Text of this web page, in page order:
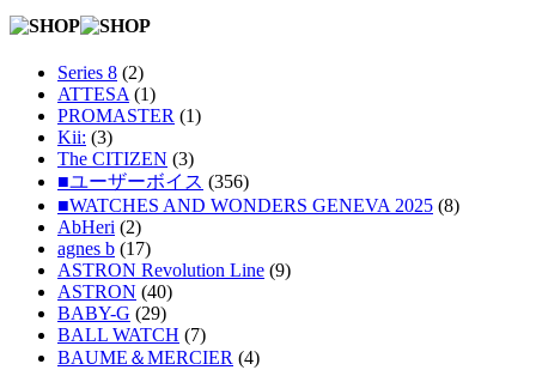
Series 8 (2)
ATTESA (1)
PROMASTER (1)
Kii: (3)
The CITIZEN (3)
■ユーザーボイス (356)
■WATCHES AND WONDERS GENEVA 2025 (8)
AbHeri (2)
agnes b (17)
ASTRON Revolution Line (9)
ASTRON (40)
BABY-G (29)
BALL WATCH (7)
BAUME＆MERCIER (4)